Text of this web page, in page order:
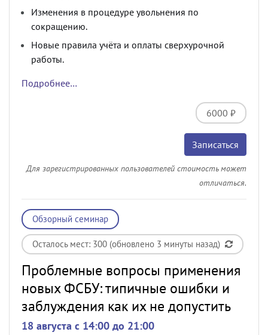
Изменения в процедуре увольнения по
сокращению.
Новые правила учёта и оплаты сверхурочной
работы.
Подробнее…
6000 ₽
Записаться
Для зарегистрированных пользователей стоимость может
отличаться.
Обзорный семинар
Осталось мест: 300 (обновлено 3 минуты назад)
Проблемные вопросы применения
новых ФСБУ: типичные ошибки и
заблуждения как их не допустить
18 августа c 14:00 до 21:00